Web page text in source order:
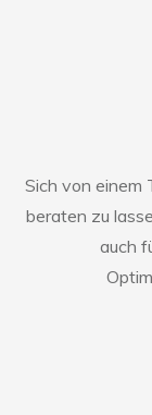
Sich von einem
beraten zu
auch